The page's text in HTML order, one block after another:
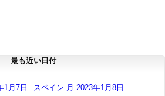
最も近い日付
1月7日
スペイン 月 2023年1月8日